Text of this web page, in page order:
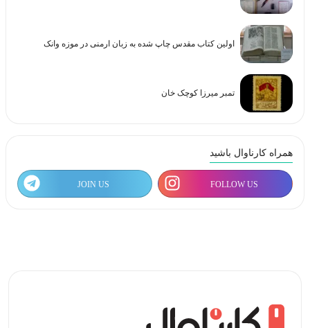
اولین کتاب مقدس چاپ شده به زبان ارمنی در موزه وانک
تمبر میرزا کوچک خان
همراه کارناوال باشید
FOLLOW US
JOIN US